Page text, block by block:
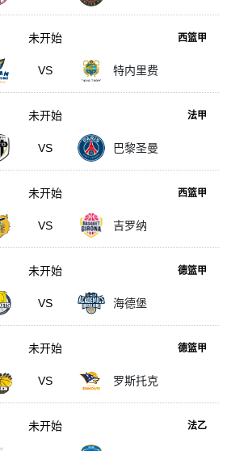
西篮甲
VS 特内里费
未开始
法甲
VS 巴黎圣曼
未开始
西篮甲
VS 吉罗纳
未开始
德篮甲
VS 海德堡
未开始
德篮甲
VS 罗斯托克
未开始
法乙
未开始